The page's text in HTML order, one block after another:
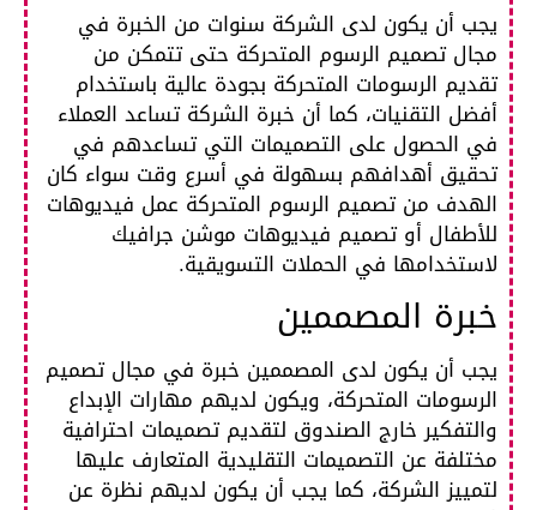
يجب أن يكون لدى الشركة سنوات من الخبرة في
مجال تصميم الرسوم المتحركة حتى تتمكن من
تقديم الرسومات المتحركة بجودة عالية باستخدام
أفضل التقنيات، كما أن خبرة الشركة تساعد العملاء
في الحصول على التصميمات التي تساعدهم في
تحقيق أهدافهم بسهولة في أسرع وقت سواء كان
الهدف من تصميم الرسوم المتحركة عمل فيديوهات
للأطفال أو تصميم فيديوهات موشن جرافيك
لاستخدامها في الحملات التسويقية.
خبرة المصممين
يجب أن يكون لدى المصممين خبرة في مجال تصميم
الرسومات المتحركة، ويكون لديهم مهارات الإبداع
والتفكير خارج الصندوق لتقديم تصميمات احترافية
مختلفة عن التصميمات التقليدية المتعارف عليها
لتمييز الشركة، كما يجب أن يكون لديهم نظرة عن